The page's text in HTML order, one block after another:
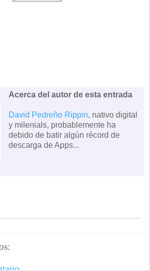
Acerca del autor de esta entrada
David Pedreño Rippin, nativo digital
y milenials, probablemente ha
debido de batir algún récord de
descarga de Apps...